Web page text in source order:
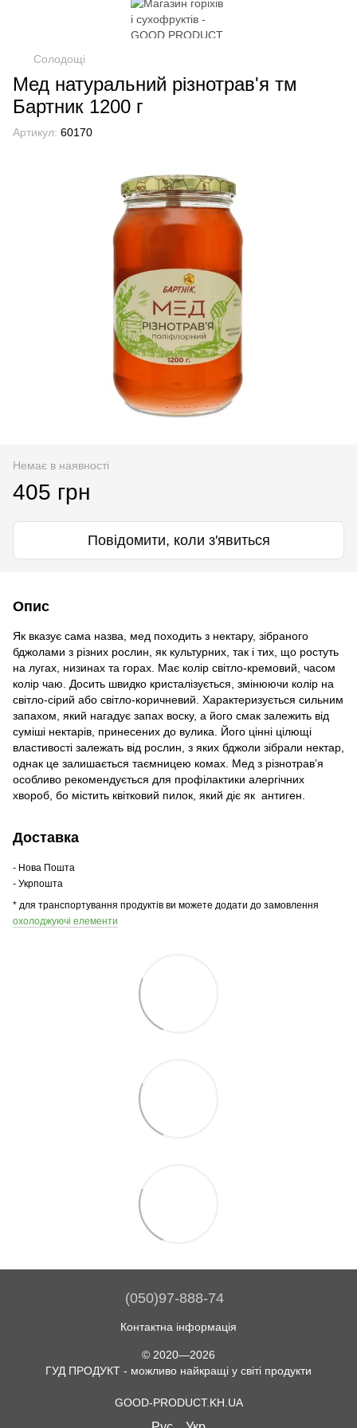
Солодощі
Мед натуральний різнотрав'я тм
Бартник 1200 г
Артикул: 60170
Немає в наявності
405 грн
Повідомити, коли з'явиться
Опис
Як вказує сама назва, мед походить з нектару, зібраного
бджолами з різних рослин, як культурних, так і тих, що ростуть
на лугах, низинах та горах. Має колір світло-кремовий, часом
колір чаю. Досить швидко кристалізується, змінюючи колір на
світло-сірий або світло-коричневий. Характеризується сильним
запахом, який нагадує запах воску, а його смак залежить від
суміші нектарів, принесених до вулика. Його цінні цілющі
властивості залежать від рослин, з яких бджоли зібрали нектар,
однак це залишається таємницею комах. Мед з різнотрав’я
особливо рекомендується для профілактики алергічних
хвороб, бо містить квітковий пилок, який діє як антиген.
Доставка
- Нова Пошта
- Укрпошта
* для транспортування продуктів ви можете додати до замовлення
охолоджуючі елементи
(050)97-888-74
Контактна інформація
© 2020—2026
ГУД ПРОДУКТ - можливо найкращі у світі продукти
GOOD-PRODUCT.KH.UA